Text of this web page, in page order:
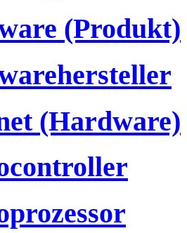
(Produkt)
(Hardware)